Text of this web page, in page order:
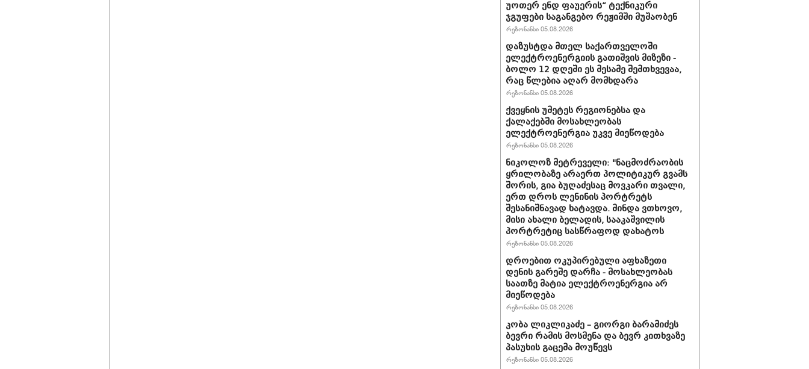
უოთერ ენდ ფაუერის“ ტექნიკური
ჯგუფები საგანგებო რეჟიმში მუშაობენ
რეზონანსი 05.08.2026
დაზუსტდა მთელ საქართველოში
ელექტროენერგიის გათიშვის მიზეზი -
ბოლო 12 დღეში ეს მესამე შემთხვევაა,
რაც წლებია აღარ მომხდარა
რეზონანსი 05.08.2026
ქვეყნის უმეტეს რეგიონებსა და
ქალაქებში მოსახლეობას
ელექტროენერგია უკვე მიეწოდება
რეზონანსი 05.08.2026
ნიკოლოზ მეტრეველი: "ნაცმოძრაობის
ყრილობაზე არაერთ პოლიტიკურ გვამს
შორის, გია ბუღაძესაც მოვკარი თვალი,
ერთ დროს ლენინის პორტრეტს
შესანიშნავად ხატავდა. მინდა ვთხოვო,
მისი ახალი ბელადის, სააკაშვილის
პორტრეტიც სასწრაფოდ დახატოს
რეზონანსი 05.08.2026
დროებით ოკუპირებული აფხაზეთი
დენის გარეშე დარჩა - მოსახლეობას
საათზე მატია ელექტროენერგია არ
მიეწოდება
რეზონანსი 05.08.2026
კობა ლიკლიკაძე – გიორგი ბარამიძეს
ბევრი რამის მოსმენა და ბევრ კითხვაზე
პასუხის გაცემა მოუწევს
რეზონანსი 05.08.2026